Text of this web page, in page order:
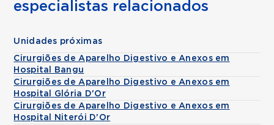
especialistas relacionados
Unidades próximas
Cirurgiões de Aparelho Digestivo e Anexos em
Hospital Bangu
Cirurgiões de Aparelho Digestivo e Anexos em
Hospital Glória D'Or
Cirurgiões de Aparelho Digestivo e Anexos em
Hospital Niterói D'Or